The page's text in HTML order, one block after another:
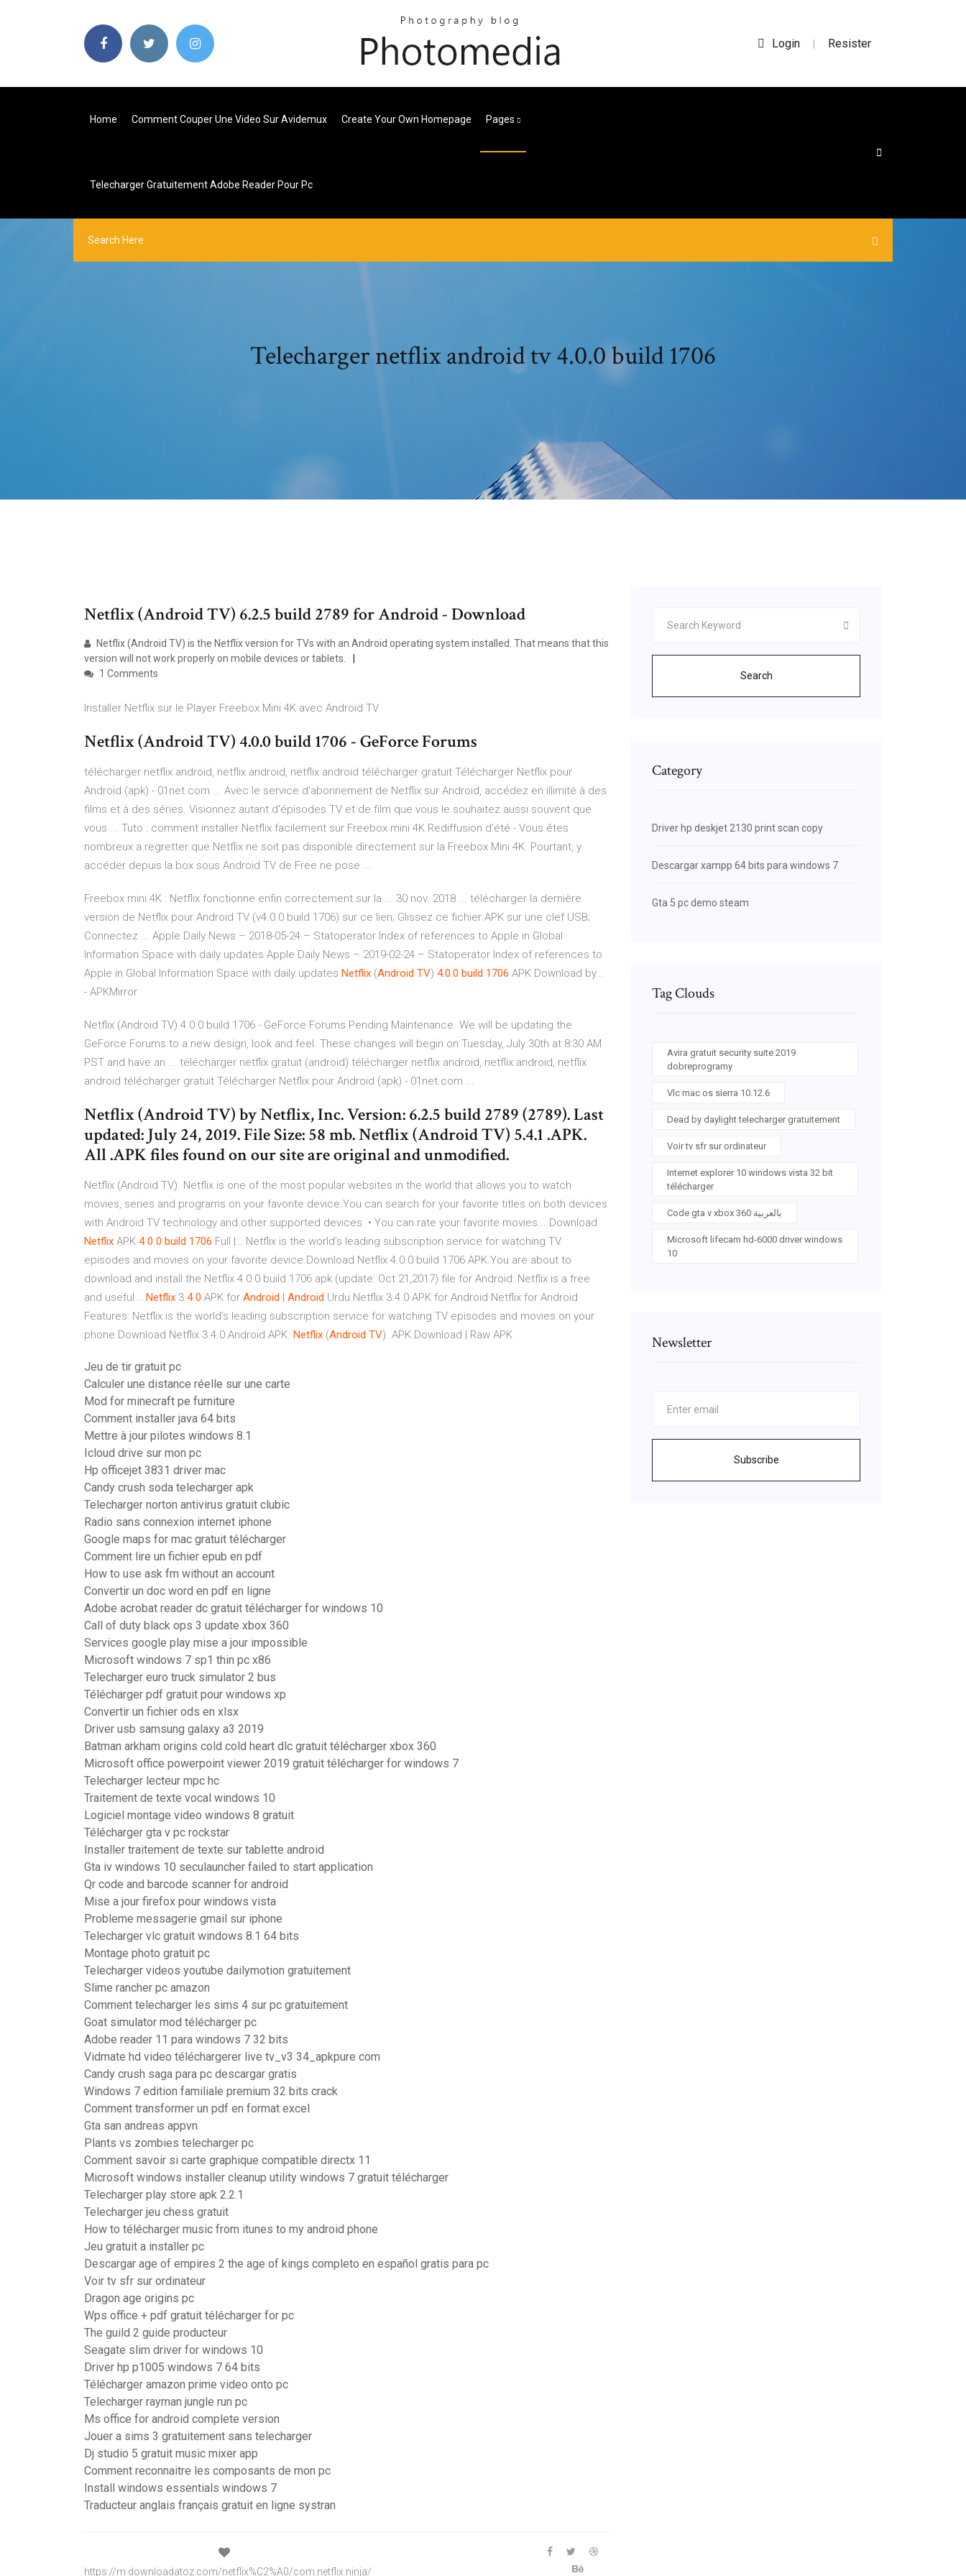
Login | Resister
Home Comment Couper Une Video Sur Avidemux Create Your Own Homepage Pages
Telecharger Gratuitement Adobe Reader Pour Pc
Telecharger netflix android tv 4.0.0 build 1706
Netflix (Android TV) 6.2.5 build 2789 for Android - Download
Netflix (Android TV) is the Netflix version for TVs with an Android operating system installed. That means that this
version will not work properly on mobile devices or tablets.
1 Comments
Installer Netflix sur le Player Freebox Mini 4K avec Android TV
Netflix (Android TV) 4.0.0 build 1706 - GeForce Forums
télécharger netflix android, netflix android, netflix android télécharger gratuit Télécharger Netflix pour
Android (apk) - 01net.com ... Avec le service d'abonnement de Netflix sur Android, accédez en illimité à des
films et à des séries. Visionnez autant d'épisodes TV et de film que vous le souhaitez aussi souvent que
vous ... Tuto : comment installer Netflix facilement sur Freebox mini 4K Rediffusion d’été - Vous êtes
nombreux a regretter que Netflix ne soit pas disponible directement sur la Freebox Mini 4K. Pourtant, y
accéder depuis la box sous Android TV de Free ne pose ...
Freebox mini 4K : Netflix fonctionne enfin correctement sur la ... 30 nov. 2018 ... télécharger la dernière
version de Netflix pour Android TV (v4.0.0 build 1706) sur ce lien; Glissez ce fichier APK sur une clef USB;
Connectez ... Apple Daily News – 2018-05-24 – Statoperator Index of references to Apple in Global
Information Space with daily updates Apple Daily News – 2019-02-24 – Statoperator Index of references to
Apple in Global Information Space with daily updates Netflix (Android TV) 4.0.0 build 1706 APK Download by...
- APKMirror
Netflix (Android TV) 4.0.0 build 1706 - GeForce Forums Pending Maintenance. We will be updating the
GeForce Forums to a new design, look and feel. These changes will begin on Tuesday, July 30th at 8:30 AM
PST and have an ... télécharger netflix gratuit (android) télécharger netflix android, netflix android, netflix
android télécharger gratuit Télécharger Netflix pour Android (apk) - 01net.com ...
Netflix (Android TV) by Netflix, Inc. Version: 6.2.5 build 2789 (2789). Last
updated: July 24, 2019. File Size: 58 mb. Netflix (Android TV) 5.4.1 .APK.
All .APK files found on our site are original and unmodified.
Netflix (Android TV). Netflix is one of the most popular websites in the world that allows you to watch
movies, series and programs on your favorite device.You can search for your favorite titles on both devices
with Android TV technology and other supported devices. • You can rate your favorite movies... Download
Netflix APK 4.0.0 build 1706 Full |… Netflix is the world’s leading subscription service for watching TV
episodes and movies on your favorite device.Download Netflix 4.0.0 build 1706 APK.You are about to
download and install the Netflix 4.0.0 build 1706 apk (update: Oct 21,2017) file for Android: Netflix is a free
and useful... Netflix 3.4.0 APK for Android | Android Urdu Netflix 3.4.0 APK for Android Netflix for Android
Features: Netflix is the world’s leading subscription service for watching TV episodes and movies on your
phone.Download Netflix 3.4.0 Android APK. Netflix (Android TV) .APK Download | Raw APK
Jeu de tir gratuit pc
Calculer une distance réelle sur une carte
Mod for minecraft pe furniture
Comment installer java 64 bits
Mettre à jour pilotes windows 8.1
Icloud drive sur mon pc
Hp officejet 3831 driver mac
Candy crush soda telecharger apk
Telecharger norton antivirus gratuit clubic
Radio sans connexion internet iphone
Google maps for mac gratuit télécharger
Comment lire un fichier epub en pdf
How to use ask fm without an account
Convertir un doc word en pdf en ligne
Adobe acrobat reader dc gratuit télécharger for windows 10
Call of duty black ops 3 update xbox 360
Services google play mise a jour impossible
Microsoft windows 7 sp1 thin pc x86
Telecharger euro truck simulator 2 bus
Télécharger pdf gratuit pour windows xp
Convertir un fichier ods en xlsx
Driver usb samsung galaxy a3 2019
Batman arkham origins cold cold heart dlc gratuit télécharger xbox 360
Microsoft office powerpoint viewer 2019 gratuit télécharger for windows 7
Telecharger lecteur mpc hc
Traitement de texte vocal windows 10
Logiciel montage video windows 8 gratuit
Télécharger gta v pc rockstar
Installer traitement de texte sur tablette android
Gta iv windows 10 seculauncher failed to start application
Qr code and barcode scanner for android
Mise a jour firefox pour windows vista
Probleme messagerie gmail sur iphone
Telecharger vlc gratuit windows 8.1 64 bits
Montage photo gratuit pc
Telecharger videos youtube dailymotion gratuitement
Slime rancher pc amazon
Comment telecharger les sims 4 sur pc gratuitement
Goat simulator mod télécharger pc
Adobe reader 11 para windows 7 32 bits
Vidmate hd video téléchargerer live tv_v3 34_apkpure com
Candy crush saga para pc descargar gratis
Windows 7 edition familiale premium 32 bits crack
Comment transformer un pdf en format excel
Gta san andreas appvn
Plants vs zombies telecharger pc
Comment savoir si carte graphique compatible directx 11
Microsoft windows installer cleanup utility windows 7 gratuit télécharger
Telecharger play store apk 2.2.1
Telecharger jeu chess gratuit
How to télécharger music from itunes to my android phone
Jeu gratuit a installer pc
Descargar age of empires 2 the age of kings completo en español gratis para pc
Voir tv sfr sur ordinateur
Dragon age origins pc
Wps office + pdf gratuit télécharger for pc
The guild 2 guide producteur
Seagate slim driver for windows 10
Driver hp p1005 windows 7 64 bits
Télécharger amazon prime video onto pc
Telecharger rayman jungle run pc
Ms office for android complete version
Jouer a sims 3 gratuitement sans telecharger
Dj studio 5 gratuit music mixer app
Comment reconnaitre les composants de mon pc
Install windows essentials windows 7
Traducteur anglais français gratuit en ligne systran
https://m.downloadatoz.com/netflix%C2%A0/com.netflix.ninja/
Search
Category
Driver hp deskjet 2130 print scan copy
Descargar xampp 64 bits para windows 7
Gta 5 pc demo steam
Tag Clouds
Avira gratuit security suite 2019
dobreprogramy
Vlc mac os sierra 10.12.6
Dead by daylight telecharger gratuitement
Voir tv sfr sur ordinateur
Internet explorer 10 windows vista 32 bit
télécharger
Code gta v xbox 360 بالعربية
Microsoft lifecam hd-6000 driver windows
10
Newsletter
Subscribe